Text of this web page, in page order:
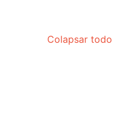
Colapsar todo